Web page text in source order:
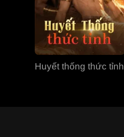
Huyết thống thức tỉnh